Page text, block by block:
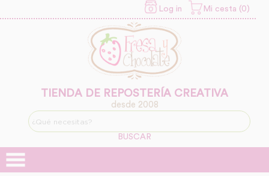
Log in Mi cesta (0)
TIENDA DE REPOSTERÍA CREATIVA
desde 2008
BUSCAR
INFORMACION SOBRE LA
PROTECCIÓN DE TUS
Legitimación:
Destinatarios: